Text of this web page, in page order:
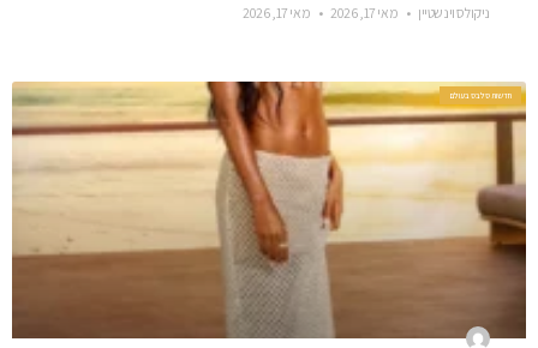
ניקולס וינשטיין מאי 17, 2026 מאי 17, 2026
חדשות סלבס בעולם